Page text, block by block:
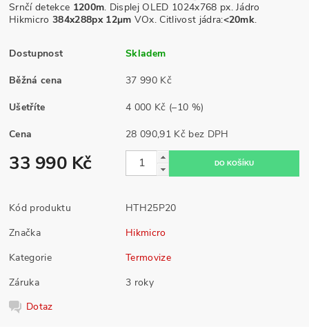
Srnčí detekce 1200m. Displej OLED 1024x768 px. Jádro
Hikmicro 384x288px 12μm VOx. Citlivost jádra:<20mk.
Dostupnost Skladem
Běžná cena 37 990 Kč
Ušetříte 4 000 Kč (–10 %)
Cena 28 090,91 Kč bez DPH
33 990 Kč
Kód produktu
HTH25P20
Značka
Hikmicro
Kategorie
Termovize
Záruka
3 roky
Dotaz